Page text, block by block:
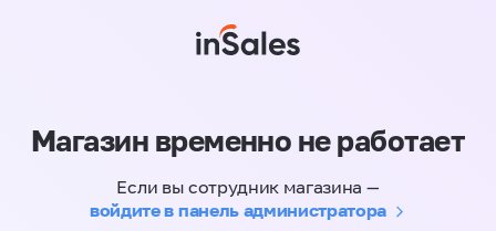
Магазин временно не работает
Если вы сотрудник магазина —
войдите в панель администратора